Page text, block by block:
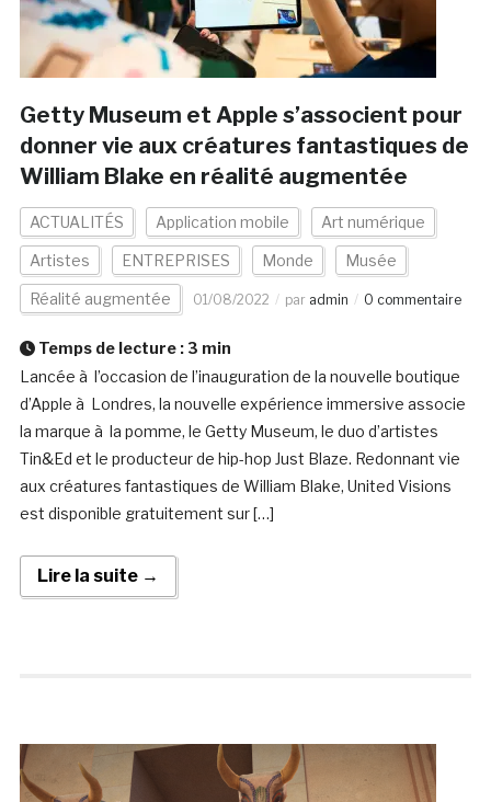
Getty Museum et Apple s’associent pour
donner vie aux créatures fantastiques de
William Blake en réalité augmentée
ACTUALITÉS Application mobile Art numérique
Artistes ENTREPRISES Monde Musée
Réalité augmentée 01/08/2022 par admin 0 commentaire
Temps de lecture : 3 min
Lancée à l’occasion de l’inauguration de la nouvelle boutique
d’Apple à Londres, la nouvelle expérience immersive associe
la marque à la pomme, le Getty Museum, le duo d’artistes
Tin&Ed et le producteur de hip-hop Just Blaze. Redonnant vie
aux créatures fantastiques de William Blake, United Visions
est disponible gratuitement sur […]
Lire la suite →